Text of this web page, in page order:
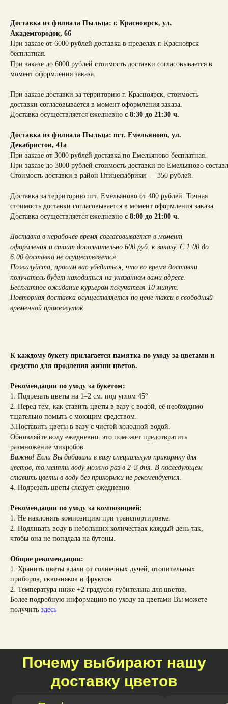
Доставка из филиала Пыльца: г. Красноярск, ул.
Академгородок, 66
При заказе от 6000 рублей доставка в пределах г. Красноярск
бесплатная.
При заказе до 6000 рублей стоимость доставки согласовывается в
момент оформления заказа.
При заказе доставки за территорию г. Красноярск, стоимость
доставки согласовывается в момент оформления заказа.
Доставка осуществляется ежедневно с 8:30 до 21:30 ч.
Доставка из филиала Пыльца: пгт. Емельяново, ул.
Декабристов, 41а
При заказе от 3000 рублей доставка по Емельяново бесплатная.
При заказе до 3000 рублей стоимость доставки по Емельяново
Стоимость доставки в район Птицефабрики — 350 рублей.
Доставка за территорию пгт. Емельяново от 400 рублей. Точная
стоимость доставки согласовывается в момент оформления заказа.
Доставка осуществляется ежедневно с 8:00 до 21:00 ч.
Доставка в нерабочее время согласовывается в момент
оформления и стоит дополнительно 600 руб. к заказу. С 1:00 до
6:00 доставка не осуществляется.
Пожалуйста, просим вас убедиться, что во время доставки
получатель будет находиться на указанном вами адресе.
Бесплатное ожидание курьером получателя 10 минут.
Повторная доставка осуществляется по цене такси в свободный
временной промежуток
К каждому букету прилагается памятка по уходу за цветами и
средство для продления жизни цветов.
Рекомендации по уходу за букетом:
1. Подрезать цветы на 1–2 см. под углом 45°
2. Перед тем, как ставить цветы в вазу с водой, её необходимо
тщательно помыть с моющим средством.
3.Поставить цветы в вазу с чистой холодной водой.
Обновляйте воду ежедневно: это поможет предотвратить
размножение микробов.
Важно! Если Вы добавили в вазу специальную прикормку для
цветов, то менять воду можно раз в 2–3 дня. В последующем
ставить цветы в воду без прикормки не рекомендуется.
4. Подрезать цветы следует ежедневно.
Рекомендации по уходу за композицией:
1. Не наклонять композицию при транспортировке.
2. Подливать воду в небольших количествах каждый день так,
чтобы она не попадала на бутоны.
Общие рекомендации:
1. Хранить цветы вдали от солнечных лучей, отопительных
приборов, сквозняков и фруктов.
2. Температура ниже +2 градусов губительна для цветов.
Более подробную информацию по уходу за цветами Вы можете
получить здесь
Почему выбирают нашу
доставку цветов